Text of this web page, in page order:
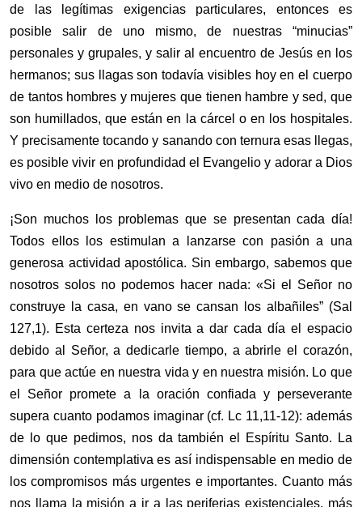
de las legítimas exigencias particulares, entonces es
posible salir de uno mismo, de nuestras “minucias”
personales y grupales, y salir al encuentro de Jesús en los
hermanos; sus llagas son todavía visibles hoy en el cuerpo
de tantos hombres y mujeres que tienen hambre y sed, que
son humillados, que están en la cárcel o en los hospitales.
Y precisamente tocando y sanando con ternura esas llegas,
es posible vivir en profundidad el Evangelio y adorar a Dios
vivo en medio de nosotros.
¡Son muchos los problemas que se presentan cada día!
Todos ellos los estimulan a lanzarse con pasión a una
generosa actividad apostólica. Sin embargo, sabemos que
nosotros solos no podemos hacer nada: «Si el Señor no
construye la casa, en vano se cansan los albañiles” (Sal
127,1). Esta certeza nos invita a dar cada día el espacio
debido al Señor, a dedicarle tiempo, a abrirle el corazón,
para que actúe en nuestra vida y en nuestra misión. Lo que
el Señor promete a la oración confiada y perseverante
supera cuanto podamos imaginar (cf. Lc 11,11-12): además
de lo que pedimos, nos da también el Espíritu Santo. La
dimensión contemplativa es así indispensable en medio de
los compromisos más urgentes e importantes. Cuanto más
nos llama la misión a ir a las periferias existenciales, más